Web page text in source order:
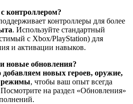
контроллером?
контроллеры для более
. Используйте стандартный
с Xbox/PlayStation) для
и активации навыков.
новые обновления?
добавляем новых героев, оружие,
режимы, чтобы ваш опыт всегда
на раздел «Обновления»